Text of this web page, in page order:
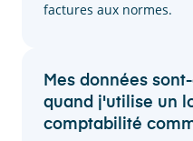
factures aux normes.
Mes données
quand j'utilise un
comptabilité